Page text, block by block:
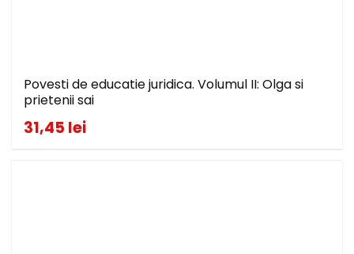
Povesti de educatie juridica. Volumul II: Olga si
prietenii sai
31,45 lei